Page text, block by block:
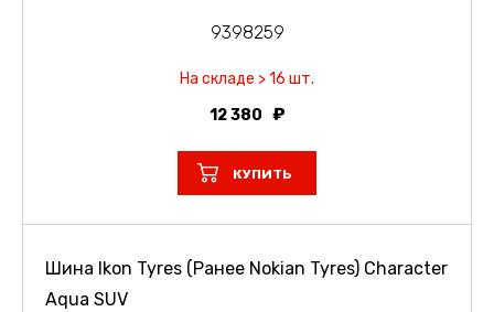
9398259
На складе > 16 шт.
12 380
КУПИТЬ
Шина Ikon Tyres (Ранее Nokian Tyres) Character
Aqua SUV